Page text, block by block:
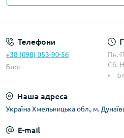
Телефони
+38 (098) 053-90-56
Блог
Пн.-
Сб.-
Наша адреса
Україна Хмельницька обл., м.
E-mail